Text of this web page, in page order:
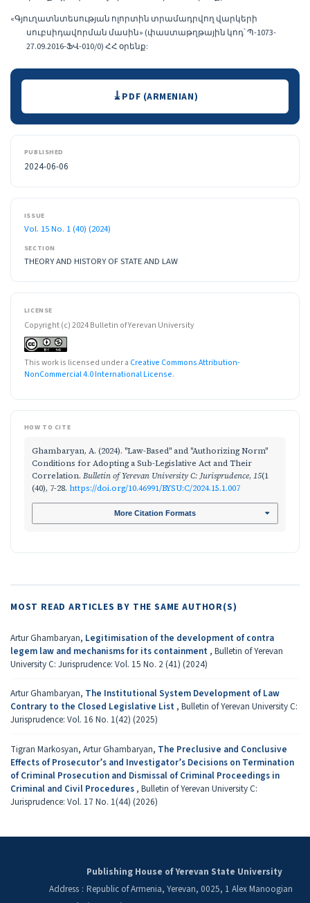
«Գյուղատնտեսության ոլորտին տրամադրվող վարկերի
սուբսիդավորման մասին» (փաստաթղթային կոդ՝ Պ-1073-
27.09.2016-ՖՎ-010/0) ՀՀ օրենք:
Downloads PDF (ARMENIAN)
PUBLISHED
2024-06-06
ISSUE
Vol. 15 No. 1 (40) (2024)
SECTION
THEORY AND HISTORY OF STATE AND LAW
LICENSE
Copyright (c) 2024 Bulletin of Yerevan University
This work is licensed under a Creative Commons Attribution-
NonCommercial 4.0 International License.
HOW TO CITE
Ghambaryan, A. (2024). "Law-Based" and "Authorizing Norm"
Conditions for Adopting a Sub-Legislative Act and Their
Correlation. Bulletin of Yerevan University C: Jurisprudence, 15(1
(40), 7-28. https://doi.org/10.46991/BYSU:C/2024.15.1.007
More Citation Formats
MOST READ ARTICLES BY THE SAME AUTHOR(S)
Artur Ghambaryan, Legitimisation of the development of contra
legem law and mechanisms for its containment , Bulletin of Yerevan
University C: Jurisprudence: Vol. 15 No. 2 (41) (2024)
Artur Ghambaryan, The Institutional System Development of Law
Contrary to the Closed Legislative List , Bulletin of Yerevan University C:
Jurisprudence: Vol. 16 No. 1(42) (2025)
Tigran Markosyan, Artur Ghambaryan, The Preclusive and Conclusive
Effects of Prosecutor’s and Investigator’s Decisions on Termination
of Criminal Prosecution and Dismissal of Criminal Proceedings in
Criminal and Civil Procedures , Bulletin of Yerevan University C:
Jurisprudence: Vol. 17 No. 1(44) (2026)
Publishing House of Yerevan State University
Address : Republic of Armenia, Yerevan, 0025, 1 Alex Manoogian